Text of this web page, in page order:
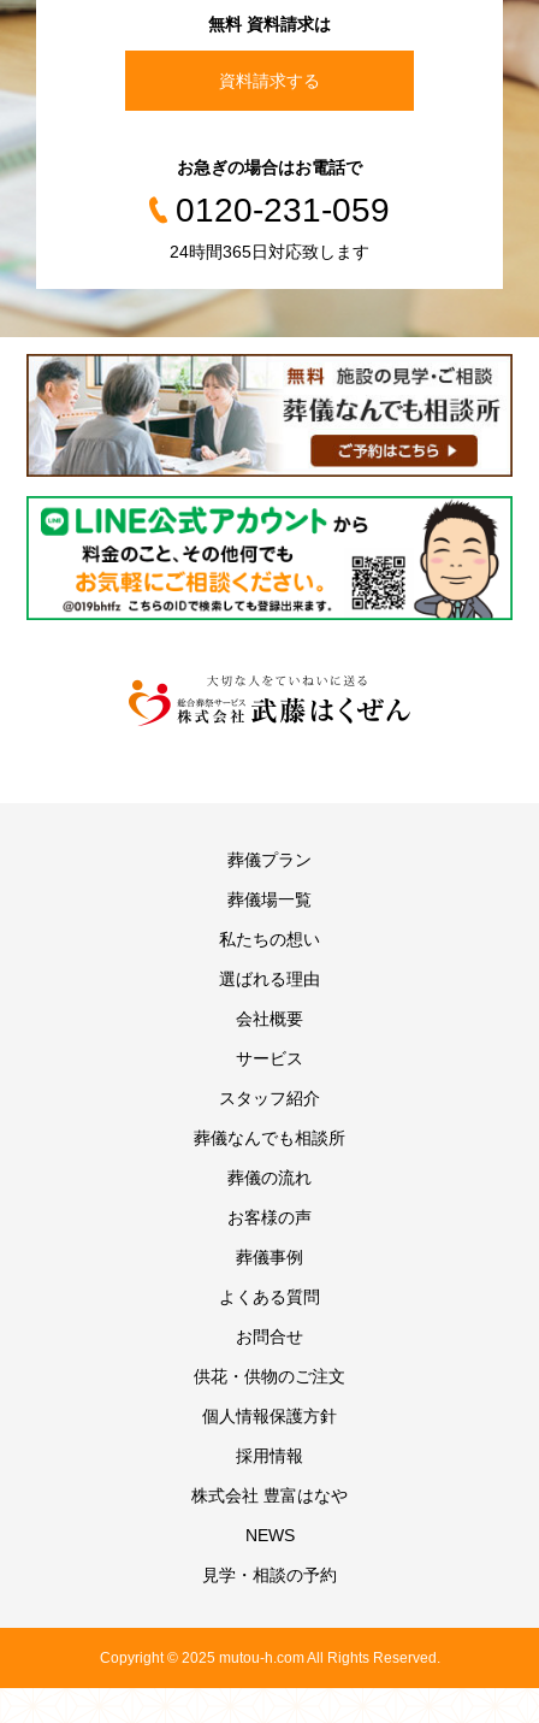
無料 資料請求は
資料請求する
お急ぎの場合はお電話で
0120-231-059
24時間365日対応致します
葬儀プラン
葬儀場一覧
私たちの想い
選ばれる理由
会社概要
サービス
スタッフ紹介
葬儀なんでも相談所
葬儀の流れ
お客様の声
葬儀事例
よくある質問
お問合せ
供花・供物のご注文
個人情報保護方針
採用情報
株式会社 豊富はなや
NEWS
見学・相談の予約
Copyright © 2025 mutou-h.com All Rights Reserved.